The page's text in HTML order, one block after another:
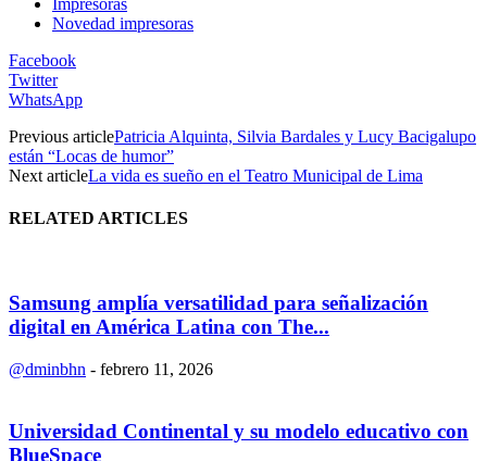
Novedad impresoras
Facebook
Twitter
WhatsApp
Previous articlePatricia Alquinta, Silvia Bardales y Lucy Bacigalupo
están “Locas de humor”
Next articleLa vida es sueño en el Teatro Municipal de Lima
RELATED ARTICLES
Samsung amplía versatilidad para señalización
digital en América Latina con The...
@dminbhn - febrero 11, 2026
Universidad Continental y su modelo educativo con
BlueSpace